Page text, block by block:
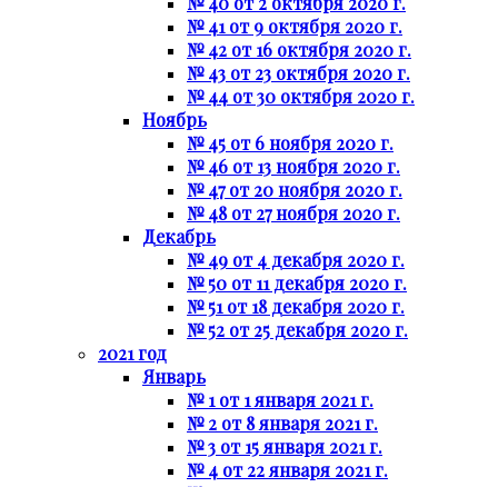
№ 41 от 9 октября 2020 г.
№ 42 от 16 октября 2020 г.
№ 43 от 23 октября 2020 г.
№ 44 от 30 октября 2020 г.
Ноябрь
№ 45 от 6 ноября 2020 г.
№ 46 от 13 ноября 2020 г.
№ 47 от 20 ноября 2020 г.
№ 48 от 27 ноября 2020 г.
Декабрь
№ 49 от 4 декабря 2020 г.
№ 50 от 11 декабря 2020 г.
№ 51 от 18 декабря 2020 г.
№ 52 от 25 декабря 2020 г.
2021 год
Январь
№ 1 от 1 января 2021 г.
№ 2 от 8 января 2021 г.
№ 3 от 15 января 2021 г.
№ 4 от 22 января 2021 г.